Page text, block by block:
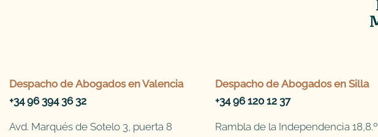
Despacho de Abogados en Valencia
+34 96 394 36 32
Avd. Marqués de Sotelo 3, puerta 8
Despacho de Abogados en Silla
+34 96 120 12 37
Rambla de la Independencia 18,8.º